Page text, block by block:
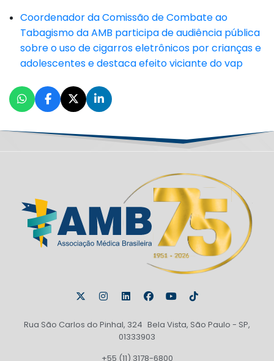
Coordenador da Comissão de Combate ao
Tabagismo da AMB participa de audiência pública
sobre o uso de cigarros eletrônicos por crianças e
adolescentes e destaca efeito viciante do vap
Rua São Carlos do Pinhal, 324 Bela Vista, São Paulo - SP,
01333903
+55 (11) 3178-6800